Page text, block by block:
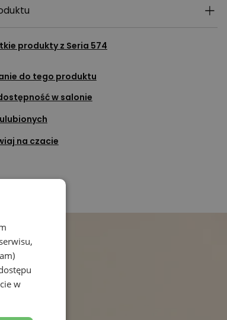
produkty z Seria 574
do tego produktu
w salonie
na czacie
w